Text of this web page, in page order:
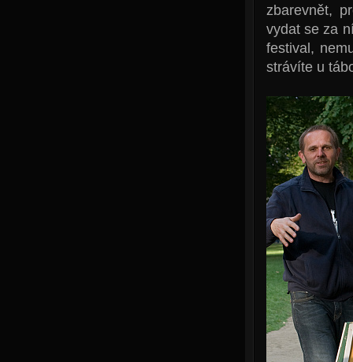
zbarevnět,
vydat se za
festival,
strávíte u